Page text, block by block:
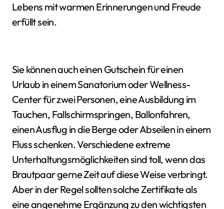
Lebens mit warmen Erinnerungen und Freude
erfüllt sein.
Sie können auch einen Gutschein für einen
Urlaub in einem Sanatorium oder Wellness-
Center für zwei Personen, eine Ausbildung im
Tauchen, Fallschirmspringen, Ballonfahren,
einen Ausflug in die Berge oder Abseilen in einem
Fluss schenken. Verschiedene extreme
Unterhaltungsmöglichkeiten sind toll, wenn das
Brautpaar gerne Zeit auf diese Weise verbringt.
Aber in der Regel sollten solche Zertifikate als
eine angenehme Ergänzung zu den wichtigsten